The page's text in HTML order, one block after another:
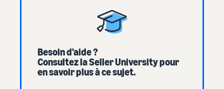
Besoin d'aide ?
Consultez la Seller University pour
en savoir plus à ce sujet.